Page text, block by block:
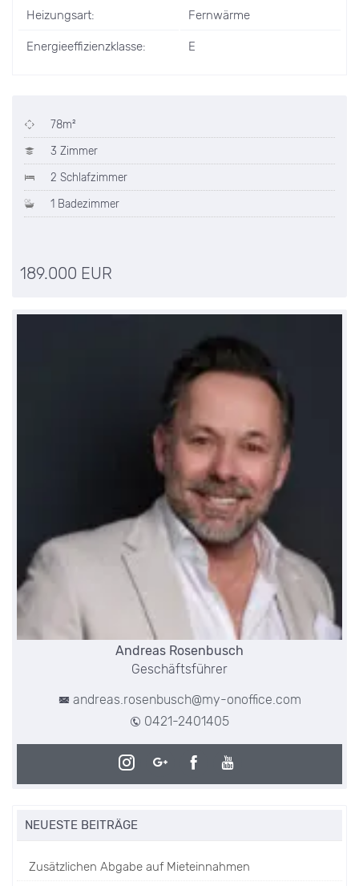
Heizungsart: Fernwärme
Energieeffizienzklasse: E
78m²
3 Zimmer
2 Schlafzimmer
1 Badezimmer
189.000 EUR
Andreas Rosenbusch
Geschäftsführer
andreas.rosenbusch@my-onoffice.com
0421-2401405
NEUESTE BEITRÄGE
Zusätzlichen Abgabe auf Mieteinnahmen